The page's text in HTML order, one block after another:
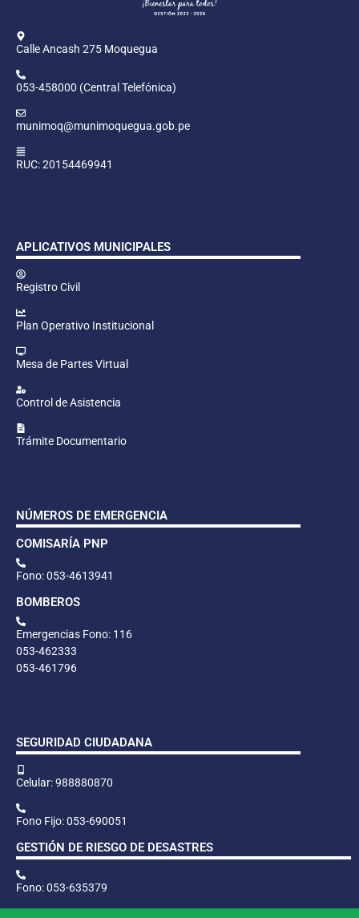
Calle Ancash 275 Moquegua
053-458000 (Central Telefónica)
munimoq@munimoquegua.gob.pe
RUC: 20154469941
APLICATIVOS MUNICIPALES
Registro Civil
Plan Operativo Institucional
Mesa de Partes Virtual
Control de Asistencia
Trámite Documentario
NÚMEROS DE EMERGENCIA
COMISARÍA PNP
Fono: 053-4613941
BOMBEROS
Emergencias Fono: 116
053-462333
053-461796
SEGURIDAD CIUDADANA
Celular: 988880870
Fono Fijo: 053-690051
GESTIÓN DE RIESGO DE DESASTRES
Fono: 053-635379